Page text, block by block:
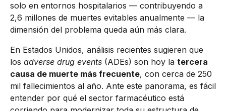
solo en entornos hospitalarios — contribuyendo a
2,6 millones de muertes evitables anualmente — la
dimensión del problema queda aún más clara.
En Estados Unidos, análisis recientes sugieren que
los adverse drug events (ADEs) son hoy la tercera
causa de muerte más frecuente, con cerca de 250
mil fallecimientos al año. Ante este panorama, es fácil
entender por qué el sector farmacéutico está